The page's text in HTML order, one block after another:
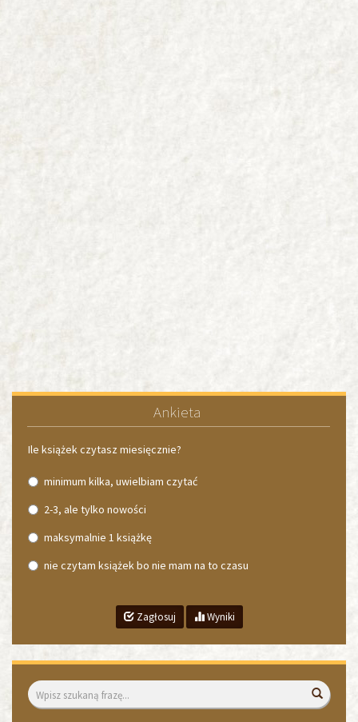
Ankieta
Ile książek czytasz miesięcznie?
minimum kilka, uwielbiam czytać
2-3, ale tylko nowości
maksymalnie 1 książkę
nie czytam książek bo nie mam na to czasu
Zagłosuj Wyniki
Wyszukiwarka